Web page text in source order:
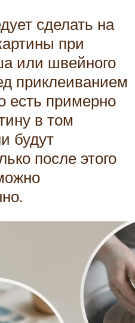
сделать на
при
или швейного
приклеиванием
есть примерно
в том
будут
после этого